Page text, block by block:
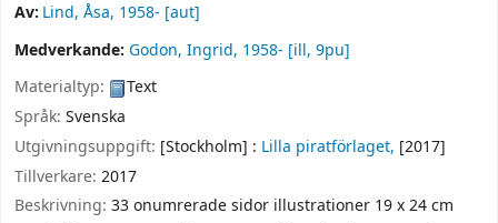
Av: Lind, Åsa, 1958- [aut]
Medverkande: Godon, Ingrid, 1958- [ill, 9pu]
Materialtyp:
Text
Språk: Svenska
Utgivningsuppgift: [Stockholm] : Lilla piratförlaget, [2017]
Tillverkare: 2017
Beskrivning: 33 onumrerade sidor illustrationer 19 x 24 cm